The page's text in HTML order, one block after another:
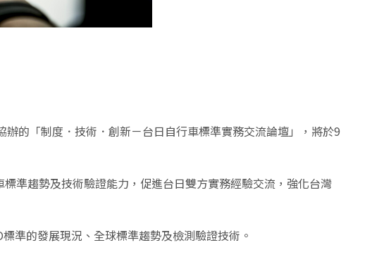
的「制度．技術．創新－台日自行車標準實務交流論壇」，將於9
準趨勢及技術驗證能力，促進台日雙方實務經驗交流，強化台灣
準的發展現況、全球標準趨勢及檢測驗證技術。